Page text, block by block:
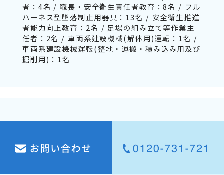
者：4名 / 職長・安全衛生責任者教育：8名 / フル
ハーネス型墜落制止用器具：13名 / 安全衛生推進
者能力向上教育：2名 / 足場の組み立て等作業主
任者：2名 / 車両系建設機械(解体用)運転：1名 /
車両系建設機械運転(整地・運搬・積み込み用及び
掘削用)：1名
株式会社エクセラ / 関西ペイント株式会社 / 日本